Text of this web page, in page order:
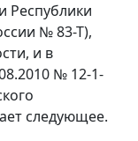
Республики
№ 83-Т),
и в
№ 12-1-
следующее.